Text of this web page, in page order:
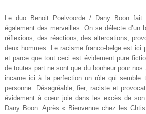
Le duo Benoit Poelvoorde / Dany Boon
également des merveilles. On se délecte d’un
réflexions, des réactions, des altercations,
deux hommes. Le racisme franco-belge est ici
et parce que tout ceci est évidement pure
de toutes part ne sont que du bonheur pour
incarne ici à la perfection un rôle qui semble
personne. Désagréable, fier, raciste et
évidement à cœur joie dans les excès de son
Dany Boon. Après « Bienvenue chez les